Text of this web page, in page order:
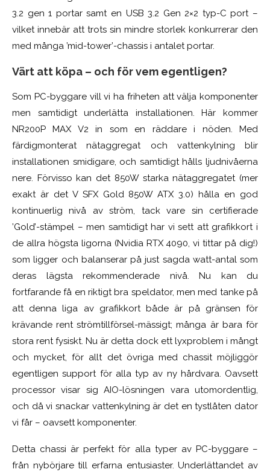
3.2 gen 1 portar samt en USB 3.2 Gen 2×2 typ-C port –
vilket innebär att trots sin mindre storlek konkurrerar den
med många ’mid-tower’-chassis i antalet portar.
Värt att köpa – och för vem egentligen?
Som PC-byggare vill vi ha friheten att välja komponenter
men samtidigt underlätta installationen. Här kommer
NR200P MAX V2 in som en räddare i nöden. Med
färdigmonterat nätaggregat och vattenkylning blir
installationen smidigare, och samtidigt hålls ljudnivåerna
nere. Förvisso kan det 850W starka nätaggregatet (mer
exakt är det V SFX Gold 850W ATX 3.0) hålla en god
kontinuerlig nivå av ström, tack vare sin certifierade
’Gold’-stämpel – men samtidigt har vi sett att grafikkort i
de allra högsta ligorna (Nvidia RTX 4090, vi tittar på dig!)
som ligger och balanserar på just sagda watt-antal som
deras lägsta rekommenderade nivå. Nu kan du
fortfarande få en riktigt bra speldator, men med tanke på
att denna liga av grafikkort både är på gränsen för
krävande rent strömtillförsel-mässigt; många är bara för
stora rent fysiskt. Nu är detta dock ett lyxproblem i mångt
och mycket, för allt det övriga med chassit möjliggör
egentligen support för alla typ av ny hårdvara. Oavsett
processor visar sig AIO-lösningen vara utomordentlig,
och då vi snackar vattenkylning är det en tystlåten dator
vi får – oavsett komponenter.
Detta chassi är perfekt för alla typer av PC-byggare –
från nybörjare till erfarna entusiaster. Underlättandet av